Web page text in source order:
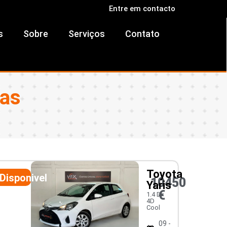
Entre em contacto
Sobre Serviços Contato
Disponivel
Toyota
Yaris
1.4 D-
4D
Cool
09 -
10450
€